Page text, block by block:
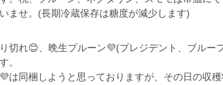
ませ。(長期冷蔵保存は糖度が減少します)
切れ😊、晩生プルーン💜(プレジデント、ブルー
。
は同梱しようと思っておりますが、その日の収